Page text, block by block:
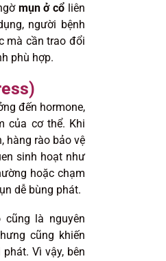
mụn ở cổ liên
người bệnh
mà cần trao đổi
phù hợp.
đến hormone,
của cơ thể. Khi
hàng rào bảo vệ
sinh hoạt như
hoặc chạm
dễ bùng phát.
cũng là nguyên
cũng khiến
Vì vậy, bên